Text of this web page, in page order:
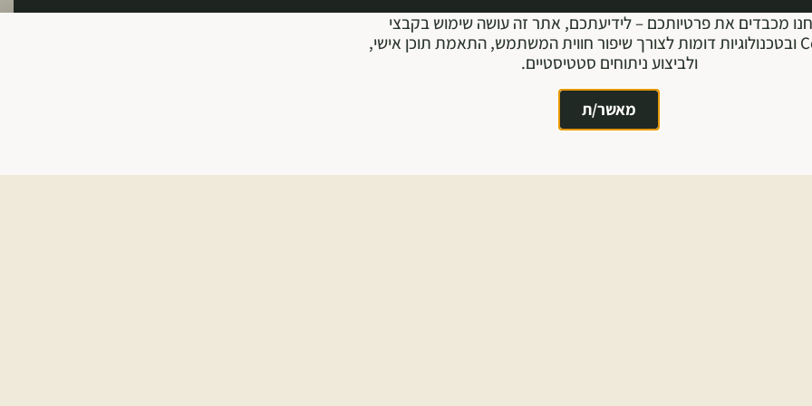
מכבדים את פרטיותכם – לידיעתכם, אתר זה עושה שימוש בקבצי
Cookie ובטכנולוגיות דומות לצורך שיפור חווית המשתמש, התאמת תוכן אישי,
ולביצוע ניתוחים סטטיסטיים.
מאשר/ת